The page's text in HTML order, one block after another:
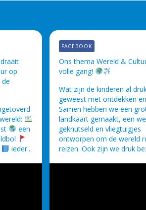
op
een
ieder...
Ons thema Wereld &
volle gang!
Wat zijn de kinderen al
geweest met ontdekken
Samen hebben we een
landkaart gemaakt, een
geknutseld en vliegtuigjes
ontworpen om de wereld
reizen. Ook zijn we druk
FACEBOOK